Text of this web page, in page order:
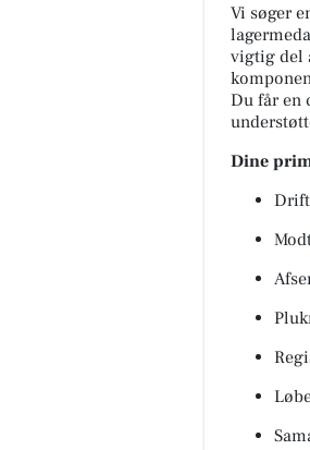
Vi søger
vigtig del
Du får en
Dine